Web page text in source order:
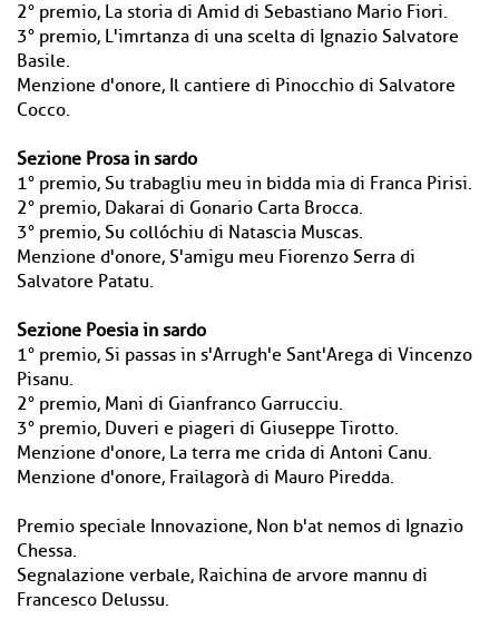
2° premio, La storia di Amid di Sebastiano Mario Fiori.
3° premio, L'imrtanza di una scelta di Ignazio Salvatore
Basile.
Menzione d'onore, Il cantiere di Pinocchio di Salvatore
Cocco.
Sezione Prosa in sardo
1° premio, Su trabagliu meu in bidda mia di Franca Pirisi.
2° premio, Dakarai di Gonario Carta Brocca.
3° premio, Su collóchiu di Natascia Muscas.
Menzione d'onore, S'amigu meu Fiorenzo Serra di
Salvatore Patatu.
Sezione Poesia in sardo
1° premio, Si passas in s'Arrugh'e Sant'Arega di Vincenzo
Pisanu.
2° premio, Mani di Gianfranco Garrucciu.
3° premio, Duveri e piageri di Giuseppe Tirotto.
Menzione d'onore, La terra me crida di Antoni Canu.
Menzione d'onore, Frailagorà di Mauro Piredda.
Premio speciale Innovazione, Non b'at nemos di Ignazio
Chessa.
Segnalazione verbale, Raichina de arvore mannu di
Francesco Delussu.